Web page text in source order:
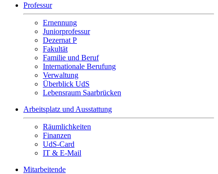
Professur
Ernennung
Juniorprofessur
Dezernat P
Fakultät
Familie und Beruf
Internationale Berufung
Verwaltung
Überblick UdS
Lebensraum Saarbrücken
Arbeitsplatz und Ausstattung
Räumlichkeiten
Finanzen
UdS-Card
IT & E-Mail
Mitarbeitende